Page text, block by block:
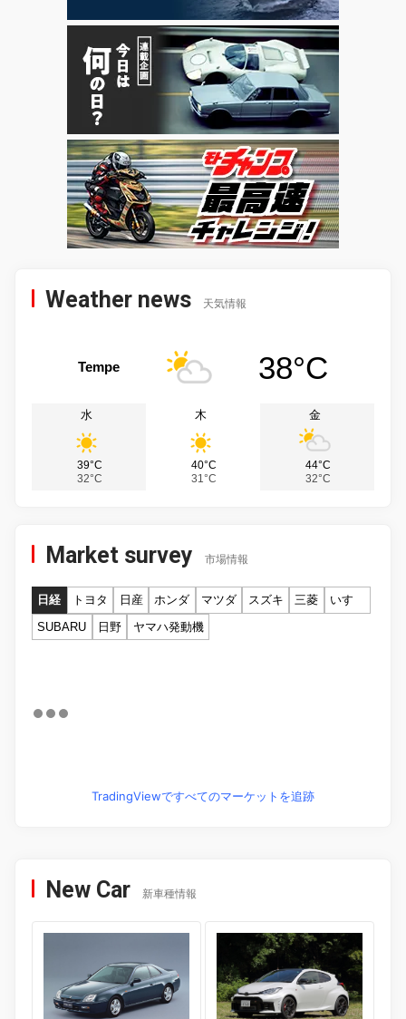
Weather news 天気情報
Tempe 38°C
水
39°C
32°C
木
40°C
31°C
金
44°C
32°C
Market survey 市場情報
日経 トヨタ 日産 ホンダ マツダ スズキ 三菱
いすゞ
SUBARU
日野 ヤマハ発動機
TradingViewですべてのマーケットを追跡
New Car 新車種情報